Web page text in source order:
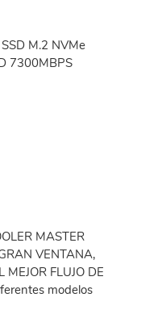
M.2 NVMe
7300MBPS
MASTER
VENTANA,
FLUJO DE
modelos